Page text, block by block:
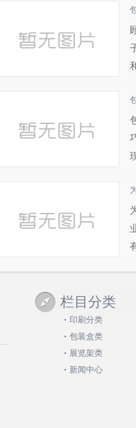
栏目分类
印刷分类
包装盒类
展览架类
新闻中心